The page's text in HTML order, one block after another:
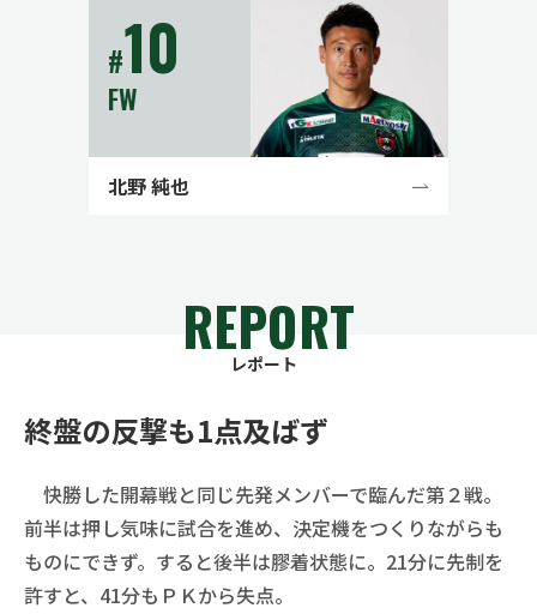
#10
FW
北野 純也
REPORT
レポート
終盤の反撃も1点及ばず
快勝した開幕戦と同じ先発メンバーで臨んだ第２戦。
前半は押し気味に試合を進め、決定機をつくりながらも
ものにできず。すると後半は膠着状態に。21分に先制を
許すと、41分もＰＫから失点。